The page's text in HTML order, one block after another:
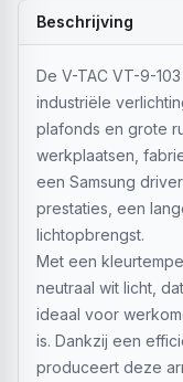
Beschrijving
De V-TAC VT-9-
industriële
plafonds en grote
werkplaatsen,
een Samsung
prestaties, een
lichtopbrengst.
Met een
neutraal wit licht,
ideaal voor
is. Dankzij een
produceert deze